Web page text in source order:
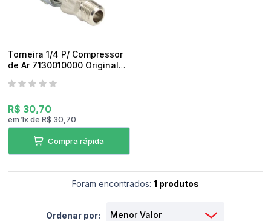
Torneira 1/4 P/ Compressor
de Ar 7130010000 Original
R$ 30,70
em1xdeR$ 30,70
Compra rápida
Foram encontrados: 1 produtos
Ordenar por: